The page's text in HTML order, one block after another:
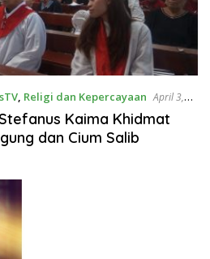
, Religi dan Kepercayaan April 3,
Kaima Khidmat
dan Cium Salib